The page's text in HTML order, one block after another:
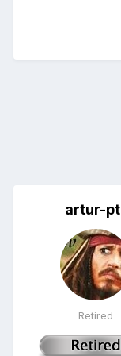
artur-pt
Retired